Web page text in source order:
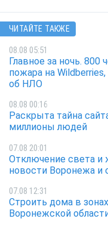
ЧИТАЙТЕ ТАКЖЕ
08.08 05:51
Главное за ночь. 800
пожара на
об НЛО
08.08 00:16
Раскрыта тайна
миллионы людей
07.08 20:01
Отключение света и
новости Воронежа и
07.08 12:31
Строить дома в
Воронежской